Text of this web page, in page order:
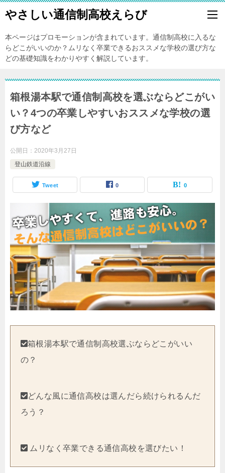
やさしい通信制高校えらび
本ページはプロモーションが含まれています。通信制高校に入るな
らどこがいいのか？ムリなく卒業できるおススメな学校の選び方な
どの基礎知識をわかりやすく解説しています。
箱根湯本駅で通信制高校を選ぶならどこがい
い？4つの卒業しやすいおススメな学校の選
び方など
公開日： 2020年3月27日
登山鉄道沿線
Tweet 0 0
箱根湯本駅で通信制高校選ぶならどこがいい
の？
どんな風に通信高校は選んだら続けられるんだ
ろう？
ムリなく卒業できる通信高校を選びたい！